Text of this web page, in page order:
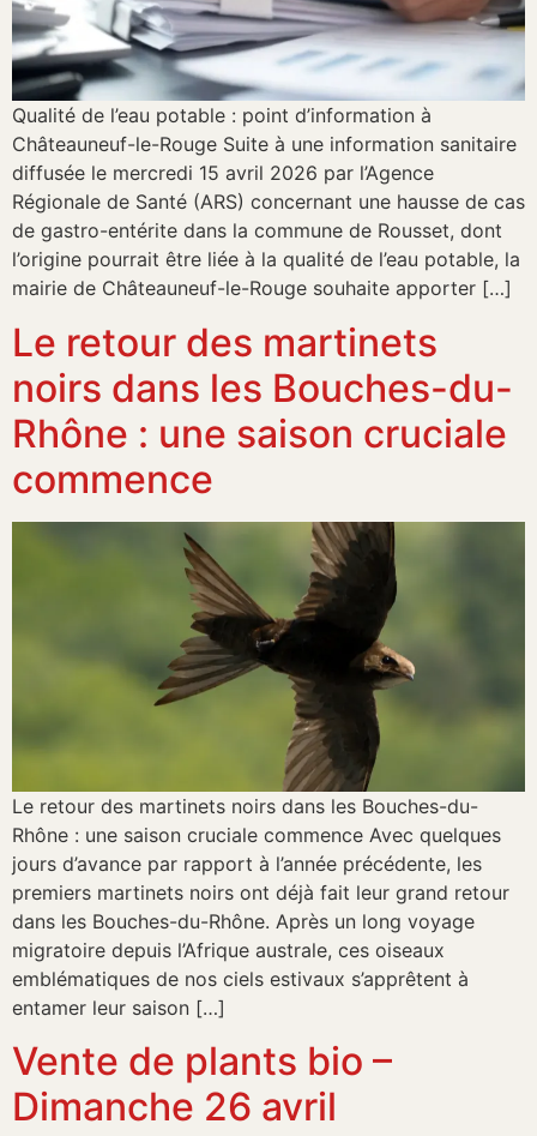
Qualité de l’eau potable : point d’information à
Châteauneuf-le-Rouge Suite à une information sanitaire
diffusée le mercredi 15 avril 2026 par l’Agence
Régionale de Santé (ARS) concernant une hausse de cas
de gastro-entérite dans la commune de Rousset, dont
l’origine pourrait être liée à la qualité de l’eau potable, la
mairie de Châteauneuf-le-Rouge souhaite apporter […]
Le retour des martinets
noirs dans les Bouches-du-
Rhône : une saison cruciale
commence
Le retour des martinets noirs dans les Bouches-du-
Rhône : une saison cruciale commence Avec quelques
jours d’avance par rapport à l’année précédente, les
premiers martinets noirs ont déjà fait leur grand retour
dans les Bouches-du-Rhône. Après un long voyage
migratoire depuis l’Afrique australe, ces oiseaux
emblématiques de nos ciels estivaux s’apprêtent à
entamer leur saison […]
Vente de plants bio –
Dimanche 26 avril